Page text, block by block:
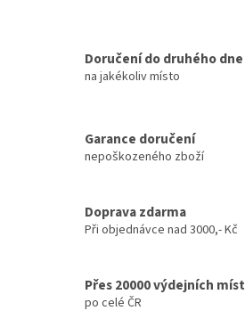
Doručení do druhého dne
na jakékoliv místo
Garance doručení
nepoškozeného zboží
Doprava zdarma
Při objednávce nad 3000,- Kč
Přes 20000 výdejních míst
po celé ČR